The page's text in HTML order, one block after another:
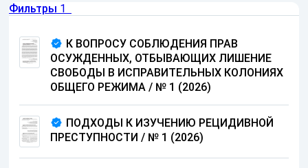
Фильтры 1
К ВОПРОСУ СОБЛЮДЕНИЯ ПРАВ
ОСУЖДЕННЫХ, ОТБЫВАЮЩИХ ЛИШЕНИЕ
СВОБОДЫ В ИСПРАВИТЕЛЬНЫХ КОЛОНИЯХ
ОБЩЕГО РЕЖИМА / № 1 (2026)
ПОДХОДЫ К ИЗУЧЕНИЮ РЕЦИДИВНОЙ
ПРЕСТУПНОСТИ / № 1 (2026)